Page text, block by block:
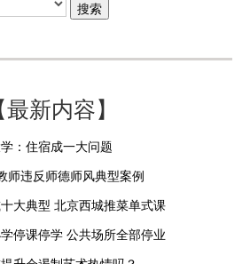
最新内容】
：住宿成一大问题
师违反师德师风典型案例
大典型 北京西城推菜单式课
停课停学 公共场所全部停业